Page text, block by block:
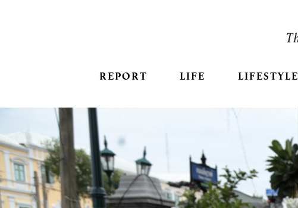
REPORT LIFE LIFESTYLE